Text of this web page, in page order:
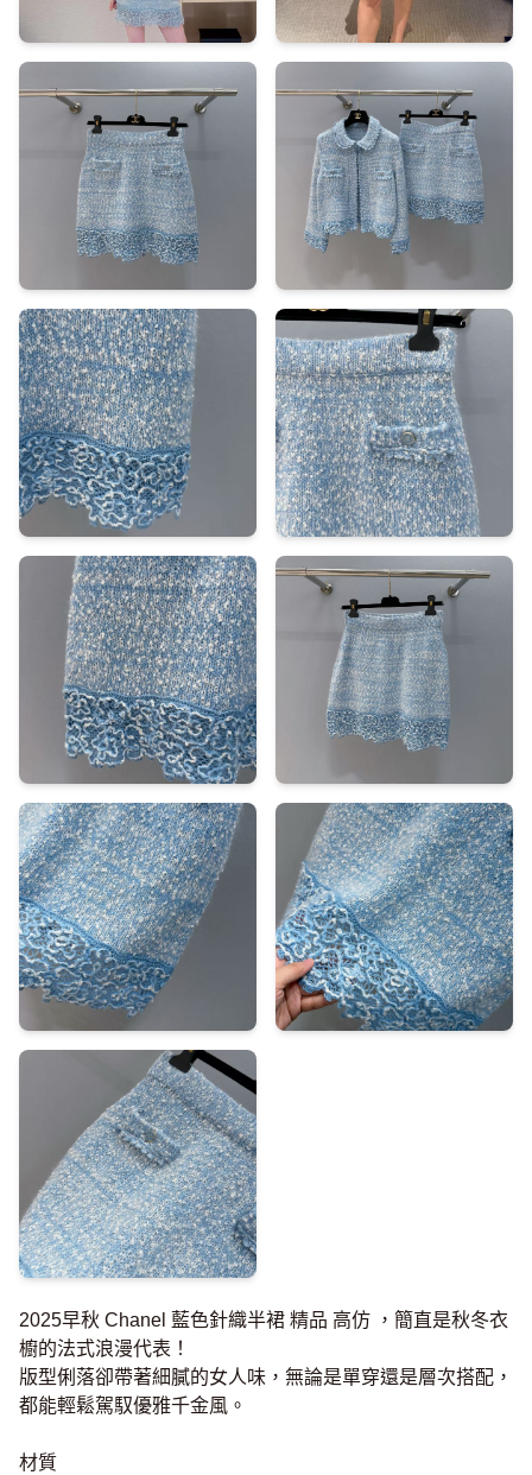
2025早秋 Chanel 藍色針織半裙 精品 高仿 ，簡直是秋冬衣
櫥的法式浪漫代表！
版型俐落卻帶著細膩的女人味，無論是單穿還是層次搭配，
都能輕鬆駕馭優雅千金風。
材質